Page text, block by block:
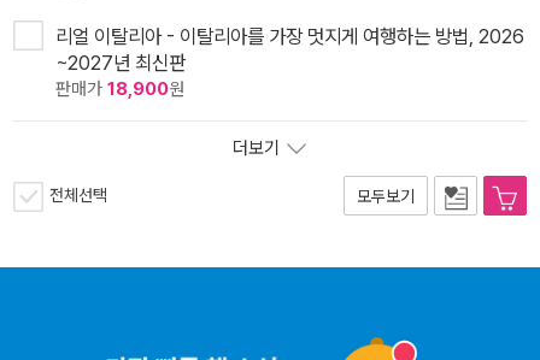
리얼 이탈리아 - 이탈리아를 가장 멋지게 여행하는 방법, 2026
~2027년 최신판
판매가 18,900원
더보기
전체선택 모두보기